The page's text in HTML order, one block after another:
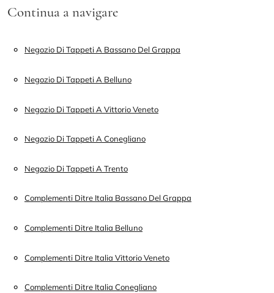
Continua a navigare
Negozio Di Tappeti A Bassano Del Grappa
Negozio Di Tappeti A Belluno
Negozio Di Tappeti A Vittorio Veneto
Negozio Di Tappeti A Conegliano
Negozio Di Tappeti A Trento
Complementi Ditre Italia Bassano Del Grappa
Complementi Ditre Italia Belluno
Complementi Ditre Italia Vittorio Veneto
Complementi Ditre Italia Conegliano